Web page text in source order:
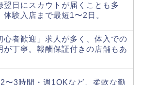
翌日にスカウトが届くことも多
体験入店まで最短1〜2日。
心者歓迎」求人が多く、体入での
が丁寧。報酬保証付きの店舗もあ
〜3時間・週1OKなど、柔軟な勤